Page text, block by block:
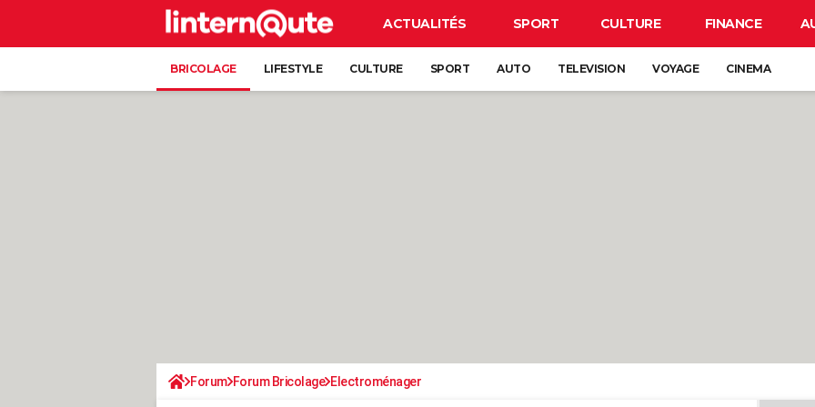
ACTUALITÉS SPORT CULTURE FINANCE
BRICOLAGE LIFESTYLE CULTURE SPORT AUTO TELEVISION VOYAGE CINEMA
Forum Forum Bricolage Electroménager